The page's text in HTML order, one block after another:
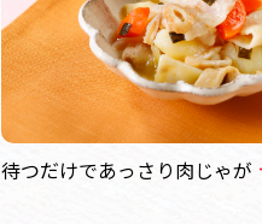
待つだけであっさり肉じゃが